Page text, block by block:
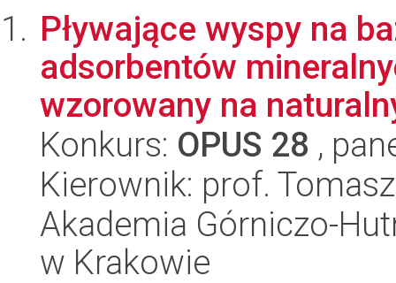
Pływające wyspy na
adsorbentów
wzorowany na
Konkurs: OPUS 28 ,
Kierownik: prof.
Akademia Górniczo-
w Krakowie